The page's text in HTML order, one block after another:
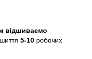
відшиваємо
5-10 робочих